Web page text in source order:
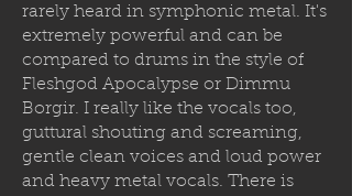
rarely heard in symphonic metal. It's
extremely powerful and can be
compared to drums in the style of
Fleshgod Apocalypse or Dimmu
Borgir. I really like the vocals too,
guttural shouting and screaming,
gentle clean voices and loud power
and heavy metal vocals. There is